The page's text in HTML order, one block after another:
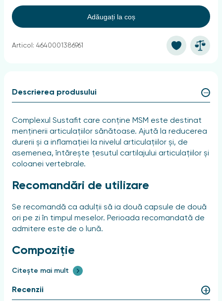
Adăugați la coș
Articol: 4640001386961
Descrierea produsului
Complexul Sustafit care conține MSM este destinat
menținerii articulațiilor sănătoase. Ajută la reducerea
durerii și a inflamației la nivelul articulațiilor și, de
asemenea, întărește țesutul cartilajului articulațiilor și
coloanei vertebrale.
Recomandări de utilizare
Se recomandă ca adulții să ia două capsule de două
ori pe zi în timpul meselor. Perioada recomandată de
admitere este de o lună.
Compoziție
Clorhidrat de glucozamină, sulfat de condroitină,
hidrolizat, sare de magneziu a acidului stearic (agent
Citește mai mult
Recenzii